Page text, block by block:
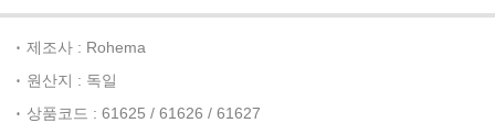
제조사 : Rohema
원산지 : 독일
상품코드 : 61625 / 61626 / 61627